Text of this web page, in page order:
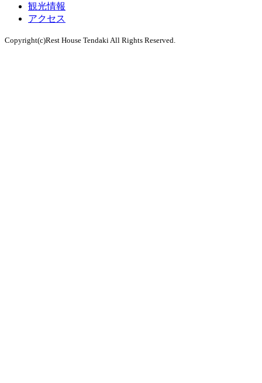
観光情報
アクセス
Copyright(c)Rest House Tendaki All Rights Reserved.